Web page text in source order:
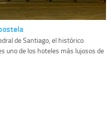
de Santiago, el histórico
uno de los hoteles más lujosos de